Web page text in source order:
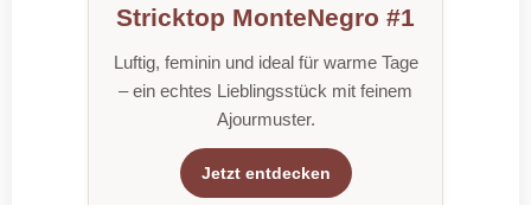
Stricktop MonteNegro #1
Luftig, feminin und ideal für warme Tage
– ein echtes Lieblingsstück mit feinem
Ajourmuster.
Jetzt entdecken